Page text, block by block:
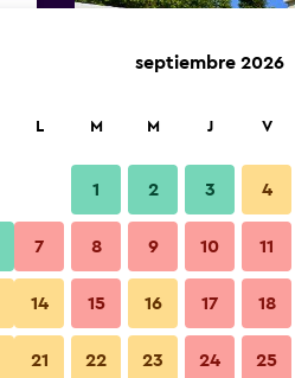
Piscina
septiembre 2026
L M M J V
1 2 3 4
7 8 9 10 11
14 15 16 17 18
21 22 23 24 25